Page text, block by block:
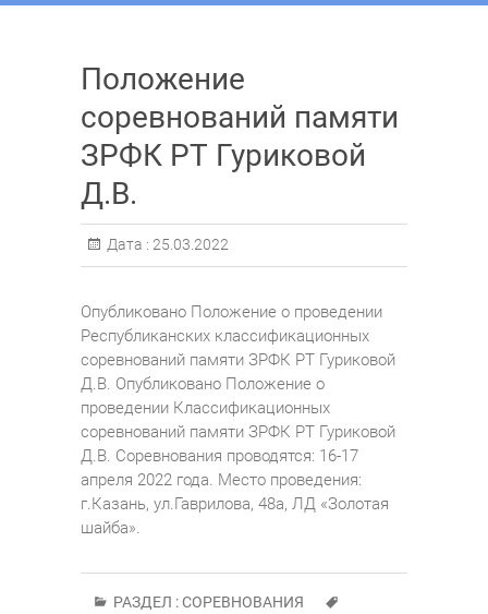
Положение
соревнований памяти
ЗРФК РТ Гуриковой
Д.В.
Дата : 25.03.2022
Опубликовано Положение о проведении
Республиканских классификационных
соревнований памяти ЗРФК РТ Гуриковой
Д.В. Опубликовано Положение о
проведении Классификационных
соревнований памяти ЗРФК РТ Гуриковой
Д.В. Соревнования проводятся: 16-17
апреля 2022 года. Место проведения:
г.Казань, ул.Гаврилова, 48а, ЛД «Золотая
шайба».
РАЗДЕЛ :СОРЕВНОВАНИЯ